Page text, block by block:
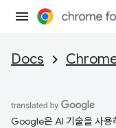
Docs
Google은 AI 기술을 사용